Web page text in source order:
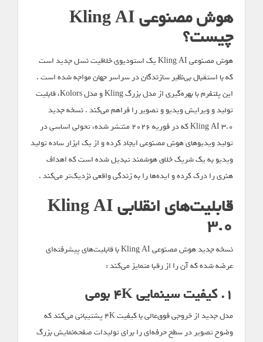
هوش مصنوعی Kling AI
چیست؟
هوش مصنوعی Kling AI یک استودیوی خلاقیت نسل جدید است
که با استقبال بی‌نظیر سازندگان در سراسر جهان مواجه شده است .
این پلتفرم با بهره‌گیری از مدل بزرگ Kling و مدل Kolors، قابلیت
تولید و ویرایش ویدیو و تصویر را فراهم می‌کند . نسخه جدید
Kling AI 3.0 که در فوریه ۲۰۲۶ منتشر شده، تحولی اساسی در
تولید ویدیوهای هوش مصنوعی ایجاد کرده و از یک ابزار ساده تولید
ویدیو به یک شریک خلاق هوشمند تبدیل شده است که اهداف
هنری را درک کرده و ایده‌ها را به زندگی واقعی نزدیک‌تر می‌کند .
قابلیت‌های انقلابی Kling AI
3.0
نسخه جدید هوش مصنوعی Kling AI با قابلیت‌های پیشرفته‌ای
عرضه شده که آن را از رقبا متمایز می‌کند :
۱. کیفیت سینمایی ۴K بومی
مدل جدید از خروجی فوق‌عالی‌ با کیفیت ۴K پشتیبانی می‌کند که
وضوح تصویر در سطح حرفه‌ای را برای تولیدات صفحه‌نمایش بزرگ